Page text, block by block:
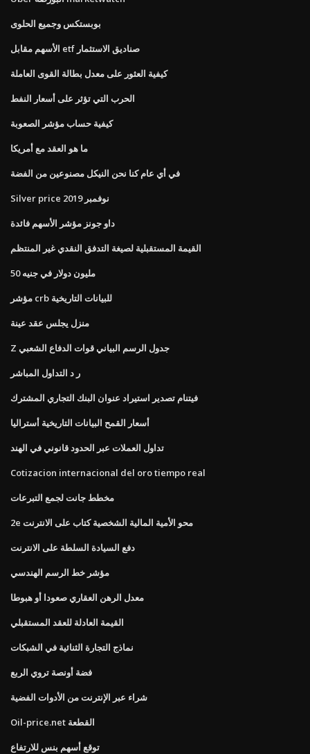
بوبستكس وجميع الحلوى
الأسهم مقابل etf صناديق الاستثمار
كيفية العثور على معدل بطالة القوى العاملة
الحرب التي تؤثر على أسعار النفط
كيفية حساب مؤشر الصعوبة
ما هو العقد مع أمريكا
في أي عام كنا نحن النيكل مصنوعين من الفضة
Silver price نوفمبر 2019
داو جونز مؤشر الأسهم فائدة
القيمة المستقبلية لصيغة التدفق النقدي غير المنتظم
50 مليون دولار في جنيه
مؤشر crb للبيانات التاريخية
منزل يجلس عقد عينة
Z جدول الرسم البياني قوات الدفاع الشعبي
ر د التداول المباشر
فيتنام تصدير استيراد عنوان البنك التجاري المشترك
أسعار القمح البيانات التاريخية أستراليا
تداول العملات عبر الحدود قانوني في الهند
Cotizacion internacional del oro tiempo real
مخطط جانت لجمع التبرعات
2e محو الأمية المالية الشخصية كتاب على الانترنت
دفع السيادة السلطة على الانترنت
مؤشر خط الرسم الهندسي
معدل الرهن العقاري صعودا أو هبوطا
القيمة العادلة للعقد المستقبلي
نماذج التجارة الثنائية في الشبكات
فضة أونصة تروي الربع
شراء عبر الإنترنت من الأدوات الفضية
Oil-price.net القطعة
توقع أسهم بنس للارتفاع